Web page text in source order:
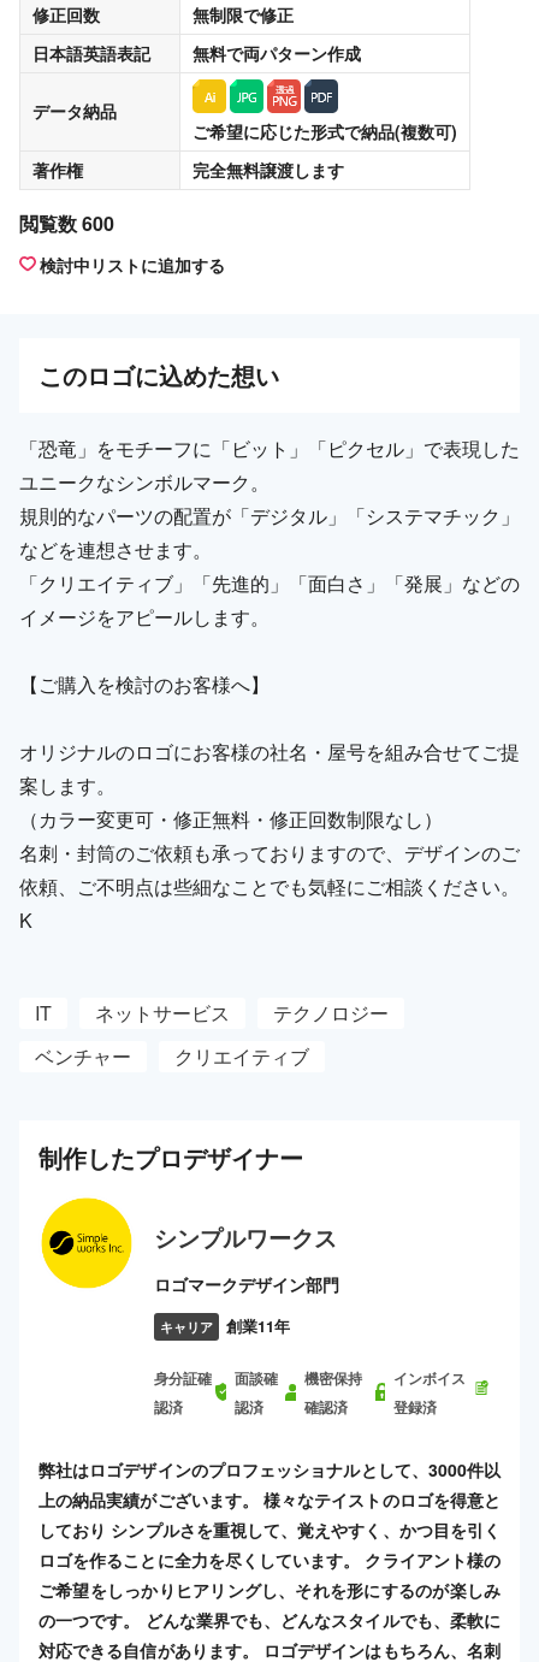
修正回数
無制限で修正
日本語英語表記
無料で両パターン作成
データ納品
ご希望に応じた形式で納品(複数可)
著作権
完全無料譲渡します
閲覧数 600
検討中リストに追加する
このロゴに込めた想い
「恐竜」をモチーフに「ビット」「ピクセル」で表現した
ユニークなシンボルマーク。
規則的なパーツの配置が「デジタル」「システマチック」
などを連想させます。
「クリエイティブ」「先進的」「面白さ」「発展」などの
イメージをアピールします。
【ご購入を検討のお客様へ】
オリジナルのロゴにお客様の社名・屋号を組み合せてご提
案します。
（カラー変更可・修正無料・修正回数制限なし）
名刺・封筒のご依頼も承っておりますので、デザインのご
依頼、ご不明点は些細なことでも気軽にご相談ください。
K
IT ネットサービス
テクノロジー
ベンチャー
クリエイティブ
制作したプロデザイナー
シンプルワークス
ロゴマークデザイン部門
キャリア 創業11年
身分証確
認済
面談確
認済
機密保持
確認済
インボイス
登録済
弊社はロゴデザインのプロフェッショナルとして、3000件以
上の納品実績がございます。 様々なテイストのロゴを得意と
しており シンプルさを重視して、覚えやすく、かつ目を引く
ロゴを作ることに全力を尽くしています。 クライアント様の
ご希望をしっかりヒアリングし、それを形にするのが楽しみ
の一つです。 どんな業界でも、どんなスタイルでも、柔軟に
対応できる自信があります。 ロゴデザインはもちろん、名刺